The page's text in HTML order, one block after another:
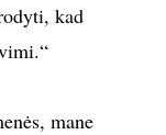
kad
mane